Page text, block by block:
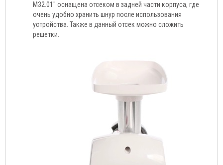
М32.01" оснащена отсеком в задней части корпуса, где
очень удобно хранить шнур после использования
устройства. Также в данный отсек можно сложить
решетки.